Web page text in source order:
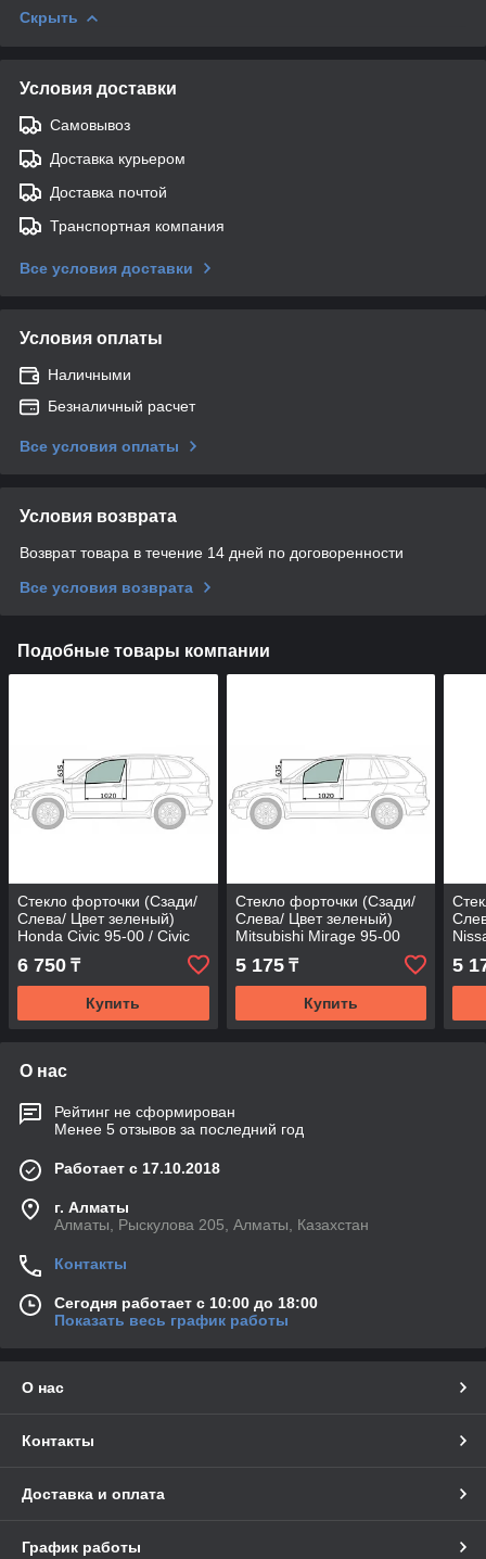
Скрыть
Условия доставки
Самовывоз
Доставка курьером
Доставка почтой
Транспортная компания
Все условия доставки
Условия оплаты
Наличными
Безналичный расчет
Все условия оплаты
Условия возврата
Возврат товара в течение 14 дней по договоренности
Все условия возврата
Подобные товары компании
Стекло форточки (Сзади/
Слева/ Цвет зеленый)
Honda Civic 95-00 / Civic
Ferio 95-00 / Civic EURO
95-0
6 750 ₸
Купить
Стекло форточки (Сзади/
Слева/ Цвет зеленый)
Mitsubishi Mirage 95-00
5 175₸
Купить
5
О нас
Рейтинг не сформирован
Менее 5 отзывов за последний год
Работает с 17.10.2018
г. Алматы
Алматы, Рыскулова 205, Алматы, Казахстан
Контакты
Сегодня работает с 10:00 до 18:00
Показать весь график работы
О нас
Контакты
Доставка и оплата
График работы